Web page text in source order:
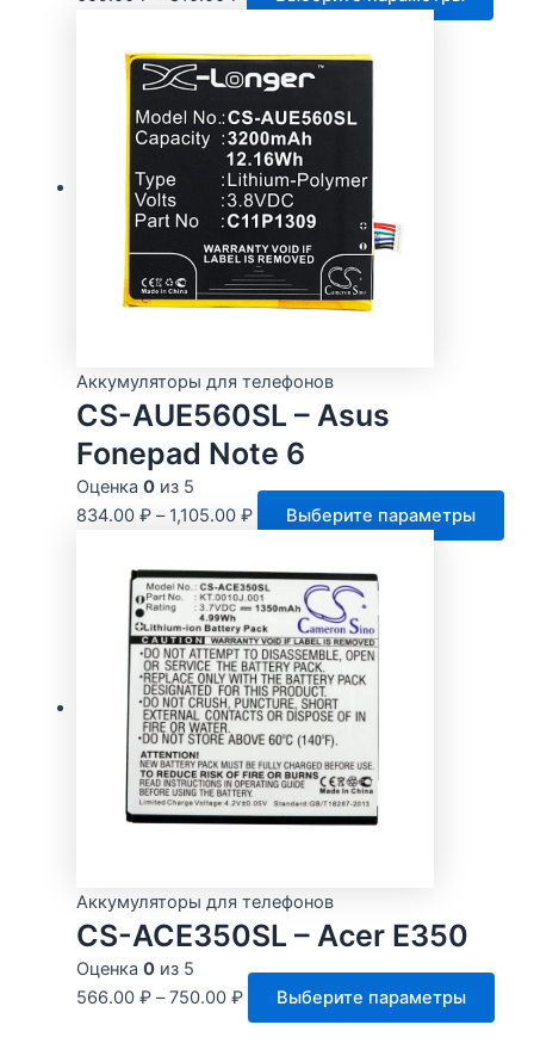
Аккумуляторы для телефонов
CS-AUE560SL – Asus
Fonepad Note 6
Оценка 0из 5
834.00 ₽– 1,105.00 ₽ Выберите параметры
Аккумуляторы для телефонов
CS-ACE350SL – Acer E350
Оценка 0из 5
566.00 ₽–750.00 ₽ Выберите параметры